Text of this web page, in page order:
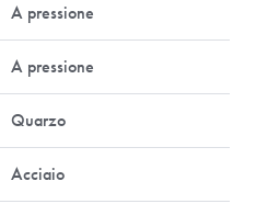
A pressione
A pressione
Quarzo
Acciaio